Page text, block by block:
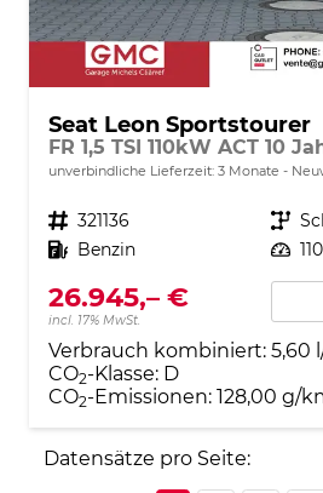
Seat Leon Sportstourer
FR 1,5 TSI 110kW ACT 10
unverbindliche Lieferzeit: 3 Monate
Fahrzeugnr. 321136 Getriebe
Kraftstoff Benzin Leistung
26.945,– €
incl. 17% MwSt.
Verbrauch kombiniert: 5,60
CO2-Klasse: D
CO2-Emissionen: 128,00 g/
Datensätze pro Seite: